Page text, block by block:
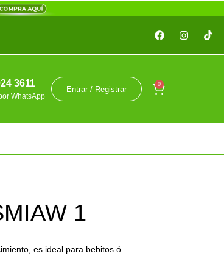
3611
WhatsApp
Entrar / Registrar
0
1
es ideal para bebitos ó